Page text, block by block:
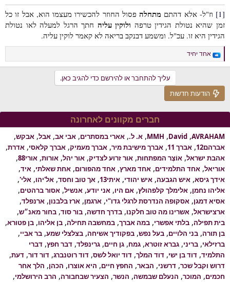
[1] וז"ל- אלא דהתם מתחלה פסול החוזר להכשירו מעצמו הוא, אבל זו כל
זמן שהיא נטולת הגידין טרפה ולוקין עליה חתך הרגל למעלה לאו נטולת
הגידין היא זו. עכ"ל. ומשמע דבנקב בריאה לא קאמר לוקין עליה.
ת
ג
ת
אחד יחיד
עליך להתחבר או להירשם כדי להגיב כאן.
הודעות חדשות
חברים מקוונים לאחרונה
AVRAHAM
David
MMH א. ל. אארי במסתרים אבי אב אבל אבקש
אברהם12
אברך 11 אברך מישיבת מיר אברך מעמיק אברך קלאסי אדרת
אהבת ישראל אוֹצֶר המפתחות אור זרוע לצדיק אור יהל אורות אורי88
אוריאל אחד התלמידים אחד מארץ אחד מהפורום אחת שאלתי איד
אידך גיסא איש הגבעה איש יהודי איתי13 אך טוב וחסד אל'יהו אלי'
אליהו נחמן אלימלך קלפהולץ אם היו אני יודע אנשיל אסור ברהטים
אסיא דמגן אסקופה הנדרסת לרגלי גדו"י ארגמן ארז בלבנון ארנפלד
ארצישראל אשרינו מה טוב חלקנו בדרך חדשה בור סוד בחור מאנ״ש
בית תפילה בלתי אפשרי במה אברך במחשבה תחילה בן אליהו בן פטורא
בן תורה בני הלויים בעל נפש בפקודיך אשיחה בצלצלי שמע בר אביי
ברזילאי בריני גברא זוטרא גמח גן חיים גרינפלד דבר חפץ דברי
התלמיד דוד בן ישי דוד המלך דוד יואל לשס דוד רוטנברג דור דור דעת
דרוש וקבל שכר דרשני הבאר החפץ חיים היא אוצרו הכהן הלך אחר
חכמים המוכר הנעלם שבמשה הנשר הצעיר שבחבורה הרב הירושלמי